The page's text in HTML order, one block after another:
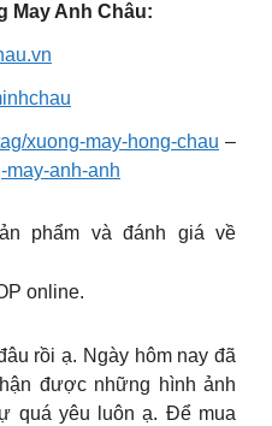
May Anh Châu:
xuong-may-hong-chau –
may-anh-anh
phẩm và đánh giá về
online.
rồi ạ. Ngày hôm nay đã
được những hình ảnh
quá yêu luôn ạ. Để mua